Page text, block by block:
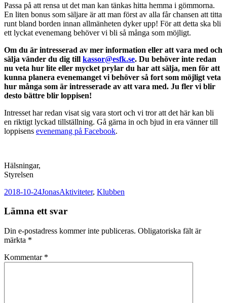
Passa på att rensa ut det man kan tänkas hitta hemma i gömmorna.
En liten bonus som säljare är att man först av alla får chansen att titta
runt bland borden innan allmänheten dyker upp! För att detta ska bli
ett lyckat evenemang behöver vi bli så många som möjligt.
Om du är intresserad av mer information eller att vara med och
sälja vänder du dig till kassor@esfk.se. Du behöver inte redan
nu veta hur lite eller mycket prylar du har att sälja, men för att
kunna planera evenemanget vi behöver så fort som möjligt veta
hur många som är intresserade av att vara med. Ju fler vi blir
desto bättre blir loppisen!
Intresset har redan visat sig vara stort och vi tror att det här kan bli
en riktigt lyckad tillställning. Gå gärna in och bjud in era vänner till
loppisens evenemang på Facebook.
Hälsningar,
Styrelsen
Postat
2018-10-24Författare
JonasKategorier
Aktiviteter, Klubben
Lämna ett svar
Din e-postadress kommer inte publiceras. Obligatoriska fält är
märkta *
Kommentar *